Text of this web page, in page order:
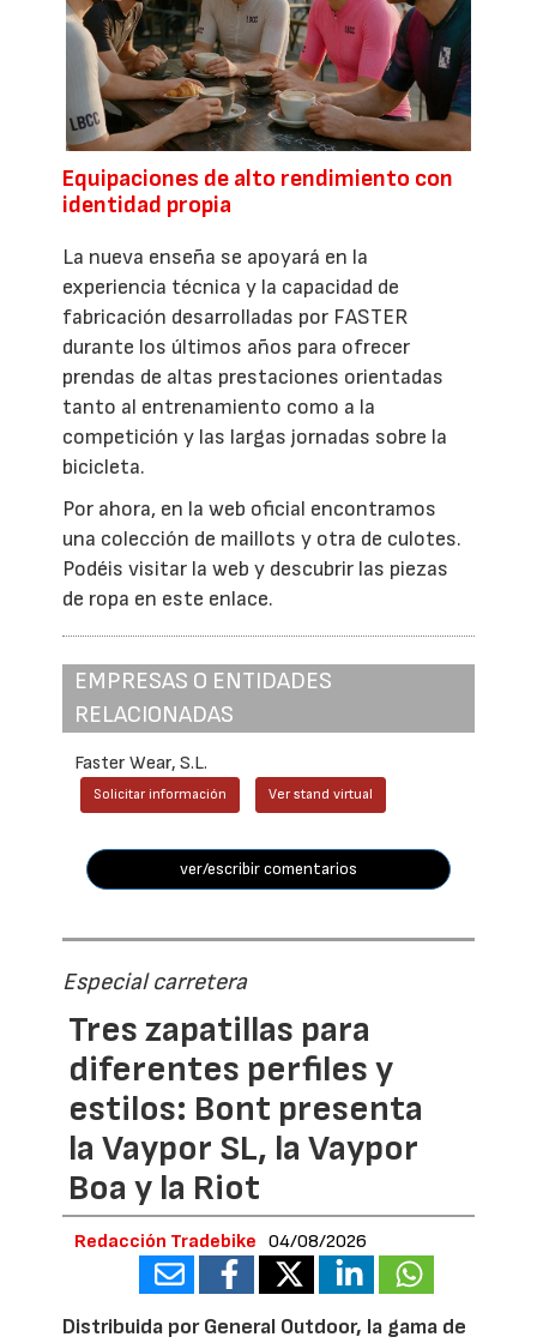
Equipaciones de alto rendimiento con
identidad propia
La nueva enseña se apoyará en la
experiencia técnica y la capacidad de
fabricación desarrolladas por FASTER
durante los últimos años para ofrecer
prendas de altas prestaciones orientadas
tanto al entrenamiento como a la
competición y las largas jornadas sobre la
bicicleta.
Por ahora, en la web oficial encontramos
una colección de maillots y otra de culotes.
Podéis visitar la web y descubrir las piezas
de ropa en este enlace.
EMPRESAS O ENTIDADES
RELACIONADAS
Faster Wear, S.L.
Solicitar información Ver stand virtual
ver/escribir comentarios
Especial carretera
Tres zapatillas para
diferentes perfiles y
estilos: Bont presenta
la Vaypor SL, la Vaypor
Boa y la Riot
Redacción Tradebike 04/08/2026
Distribuida por General Outdoor, la gama de